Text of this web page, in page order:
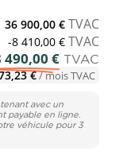
36 900,00 € TVAC
-8 410,00 € TVAC
490,00 € TVAC
€/ mois TVAC
avec un
payable en ligne.
véhicule pour 3